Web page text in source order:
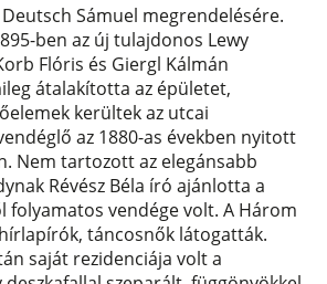
Sámuel megrendelésére.
ben az új tulajdonos Lewy
Flóris és Giergl Kálmán
átalakította az épületet,
kerültek az utcai
az 1880-as években nyitott
Nem tartozott az elegánsabb
Révész Béla író ajánlotta a
folyamatos vendége volt. A Három
táncosnők látogatták.
saját rezidenciája volt a